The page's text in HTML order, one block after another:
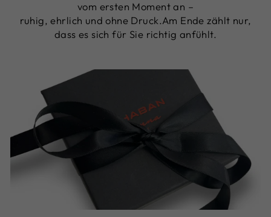
vom ersten Moment an –
ruhig, ehrlich und ohne Druck.Am Ende zählt nur,
dass es sich für Sie richtig anfühlt.